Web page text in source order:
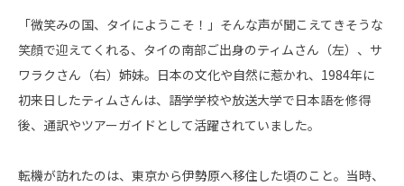
「微笑みの国、タイにようこそ！」そんな声が聞こえてきそうな
笑顔で迎えてくれる、タイの南部ご出身のティムさん（左）、サ
ワラクさん（右）姉妹。日本の文化や自然に惹かれ、1984年に
初来日したティムさんは、語学学校や放送大学で日本語を修得
後、通訳やツアーガイドとして活躍されていました。
転機が訪れたのは、東京から伊勢原へ移住した頃のこと。当時、